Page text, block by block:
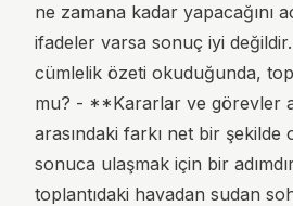
ne zamana kadar yapacağını
ifadeler varsa sonuç iyi
cümlelik özeti okuduğunda,
mu? - **Kararlar ve görevler
arasındaki farkı net bir
sonuca ulaşmak için bir
toplantıdaki havadan sudan